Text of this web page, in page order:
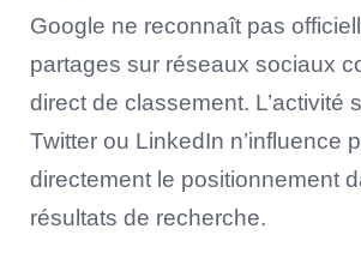
Google ne reconnaît pas
partages sur réseaux sociaux
direct de classement. L’activité
Twitter ou LinkedIn n’influence
directement le positionnement
résultats de recherche.